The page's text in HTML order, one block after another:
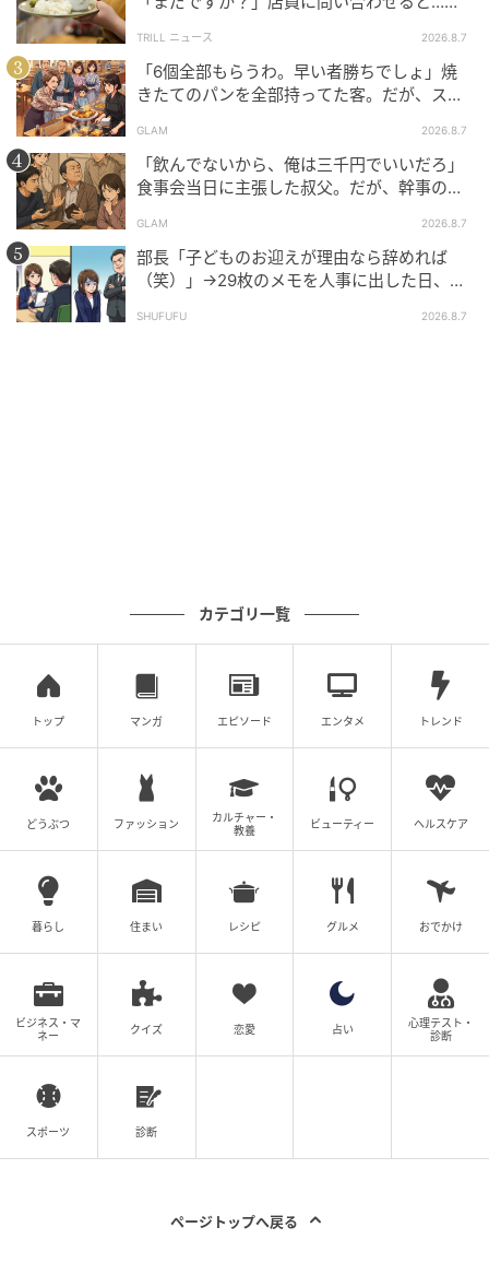
せん」
TRILL ニュース 2026.8.7
「6個全部もらうわ。早い者勝ちでしょ」焼
きたてのパンを全部持ってた客。だが、スタ
GLAM 2026.8.7
「飲んでないから、俺は三千円でいいだろ」
食事会当日に主張した叔父。だが、幹事のい
GLAM 2026.8.7
部長「子どものお迎えが理由なら辞めれば
（笑）」→29枚のメモを人事に出した日、部
SHUFUFU 2026.8.7
カテゴリ一覧
トップ マンガ エピソード エンタメ トレンド
どうぶつ ファッション
カルチャー・
教養
ビューティー ヘルスケア
暮らし 住まい レシピ グルメ おでかけ
ビジネス・マ
ネー
クイズ 恋愛 占い
心理テスト・
診断
スポーツ 診断
ページトップへ戻る